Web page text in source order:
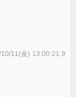
11(金) 13:00:21.9